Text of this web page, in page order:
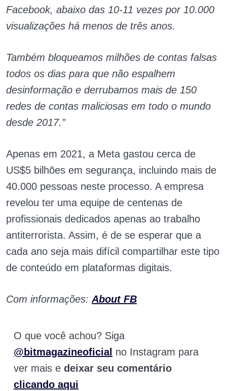
Facebook, abaixo das 10-11 vezes por 10.000
visualizações há menos de três anos.
Também bloqueamos milhões de contas falsas
todos os dias para que não espalhem
desinformação e derrubamos mais de 150
redes de contas maliciosas em todo o mundo
desde 2017.”
Apenas em 2021, a Meta gastou cerca de
US$5 bilhões em segurança, incluindo mais de
40.000 pessoas neste processo. A empresa
revelou ter uma equipe de centenas de
profissionais dedicados apenas ao trabalho
antiterrorista. Assim, é de se esperar que a
cada ano seja mais difícil compartilhar este tipo
de conteúdo em plataformas digitais.
Com informações: About FB
O que você achou? Siga
@bitmagazineoficial no Instagram para
ver mais e deixar seu comentário
clicando aqui